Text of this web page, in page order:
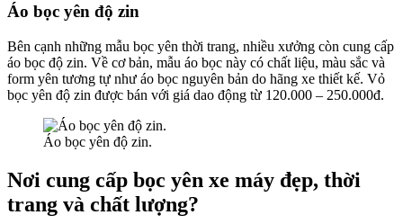
Áo bọc yên độ zin
Bên cạnh những mẫu bọc yên thời trang, nhiều xưởng còn cung cấp
áo bọc độ zin. Về cơ bản, mẫu áo bọc này có chất liệu, màu sắc và
form yên tương tự như áo bọc nguyên bản do hãng xe thiết kế. Vỏ
bọc yên độ zin được bán với giá dao động từ 120.000 – 250.000đ.
Áo bọc yên độ zin.
Nơi cung cấp bọc yên xe máy đẹp, thời
trang và chất lượng?